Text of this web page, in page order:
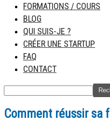
FORMATIONS / COURS
BLOG
QUI SUIS-JE ?
CRÉER UNE STARTUP
FAQ
CONTACT
Comment réussir sa